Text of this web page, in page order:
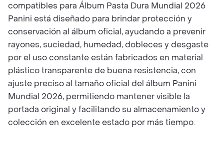
compatibles para Álbum Pasta Dura Mundial 2026
Panini está diseñado para brindar protección y
conservación al álbum oficial, ayudando a prevenir
rayones, suciedad, humedad, dobleces y desgaste
por el uso constante están fabricados en material
plástico transparente de buena resistencia, con
ajuste preciso al tamaño oficial del álbum Panini
Mundial 2026, permitiendo mantener visible la
portada original y facilitando su almacenamiento y
colección en excelente estado por más tiempo.